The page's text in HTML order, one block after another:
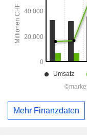
Mehr Finanzdaten